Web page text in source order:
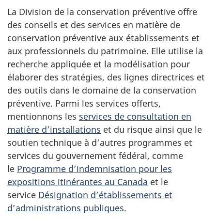
La Division de la conservation préventive offre
des conseils et des services en matière de
conservation préventive aux établissements et
aux professionnels du patrimoine. Elle utilise la
recherche appliquée et la modélisation pour
élaborer des stratégies, des lignes directrices et
des outils dans le domaine de la conservation
préventive. Parmi les services offerts,
mentionnons les services de consultation en
matière d’installations et du risque ainsi que le
soutien technique à d’autres programmes et
services du gouvernement fédéral, comme
le Programme d’indemnisation pour les
expositions itinérantes au Canada et le
service Désignation d’établissements et
d’administrations publiques.